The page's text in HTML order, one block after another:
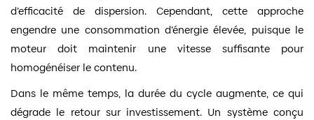
d’efficacité de dispersion. Cependant, cette approche
engendre une consommation d’énergie élevée, puisque le
moteur doit maintenir une vitesse suffisante pour
homogénéiser le contenu.
Dans le même temps, la durée du cycle augmente, ce qui
dégrade le retour sur investissement. Un système conçu